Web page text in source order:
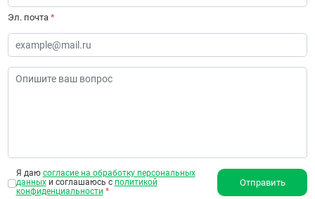
Эл. почта *
Я даю согласие на обработку персональных
данныхи соглашаюсь с политикой
конфиденциальности *
Отправить